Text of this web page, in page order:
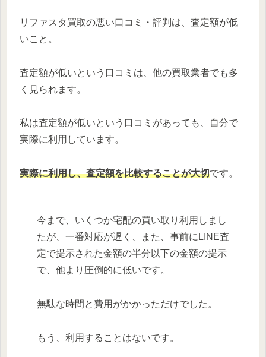
リファスタ買取の悪い口コミ・評判は、査定額が低
いこと。
査定額が低いという口コミは、他の買取業者でも多
く見られます。
私は査定額が低いという口コミがあっても、自分で
実際に利用しています。
実際に利用し、査定額を比較することが大切です。
今まで、いくつか宅配の買い取り利用しまし
たが、一番対応が遅く、また、事前にLINE査
定で提示された金額の半分以下の金額の提示
で、他より圧倒的に低いです。
無駄な時間と費用がかかっただけでした。
もう、利用することはないです。